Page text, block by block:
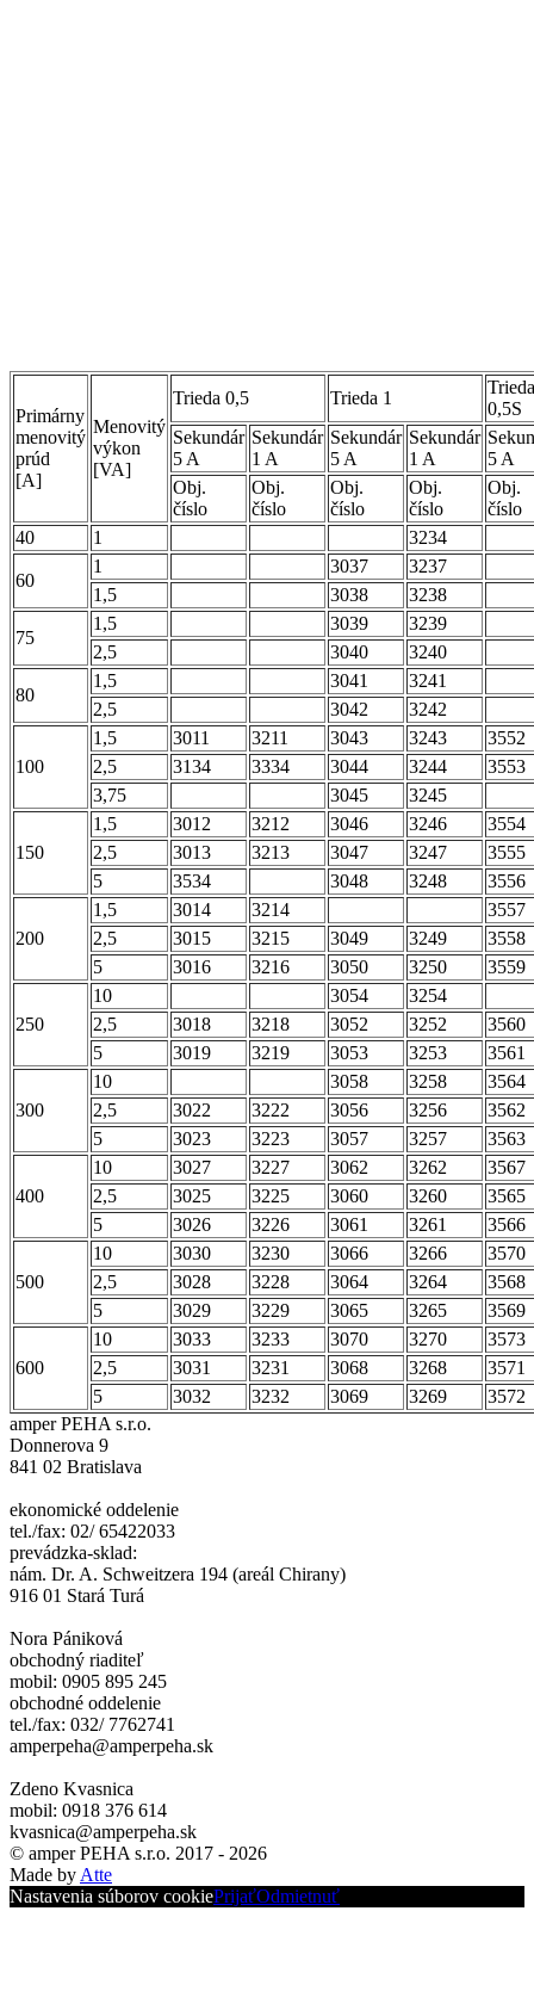
Primárny
menovitý
prúd
[A]
Menovitý
výkon
[VA]
Trieda 0,5 Trieda 1
Trieda
0,5S
Sekundár
5 A
Sekundár
1 A
Sekundár
5 A
Sekundár
1 A
5 A
Obj.
číslo
Obj.
číslo
Obj.
číslo
Obj.
číslo
Obj.
číslo
40
1 3234
60
1 3037
3237
1,5
3038 3238
75
1,5 3039
3239
2,5
3040 3240
80
1,5 3041
3241
2,5
3042 3242
100
1,5 3011 3211 3043 3243
3552
2,5
3134 3334 3044 3244
3553
3,75
3045 3245
150
1,5 3012 3212 3046 3246
3554
2,5
3013 3213 3047 3247
3555
5
3534 3048 3248 3556
200
1,5 3014 3214
3557
2,5
3015 3215 3049 3249
3558
5
3016 3216 3050 3250 3559
250
10 3054
3254
2,5
3018 3218 3052 3252
3560
5
3019 3219 3053 3253 3561
300
10 3058 3258
3564
2,5
3022 3222 3056 3256
3562
5
3023 3223 3057 3257 3563
400
10 3027 3227 3062 3262
3567
2,5
3025 3225 3060 3260
3565
5
3026 3226 3061 3261 3566
500
10 3030 3230 3066 3266
3570
2,5
3028 3228 3064 3264
3568
5
3029 3229 3065 3265 3569
600
10 3033 3233 3070 3270
3573
2,5
3031 3231 3068 3268
3571
5
3032 3232 3069 3269
3572
amper PEHA s.r.o.
Donnerova 9
841 02 Bratislava
ekonomické oddelenie
tel./fax: 02/ 65422033
prevádzka-sklad:
nám. Dr. A. Schweitzera 194 (areál Chirany)
916 01 Stará Turá
Nora Pániková
obchodný riaditeľ
mobil: 0905 895 245
obchodné oddelenie
tel./fax: 032/ 7762741
amperpeha@amperpeha.sk
Zdeno Kvasnica
mobil: 0918 376 614
kvasnica@amperpeha.sk
© amper PEHA s.r.o. 2017 - 2026
Made by Atte
Nastavenia súborov cookiePrijaťOdmietnuť